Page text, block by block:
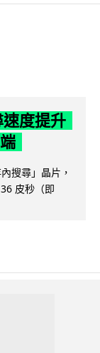
度提升
搜尋」晶片，
皮秒（即